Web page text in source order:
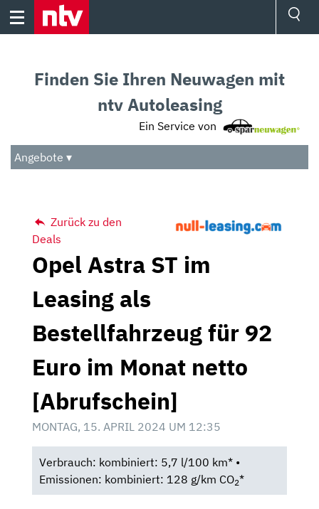
Skip
Audio
Das Beste
Finden Sie Ihren Neuwagen mit
ntv Autoleasing
Ein Service von
Angebote ▾
Zurück zu den
Deals
Opel Astra ST im
Leasing als
Bestellfahrzeug für 92
Euro im Monat netto
[Abrufschein]
MONTAG, 15. APRIL 2024 UM 12:35
Verbrauch: kombiniert: 5,7 l/100 km* •
Emissionen: kombiniert: 128 g/km CO2*